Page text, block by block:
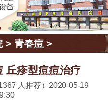
>青春痘 >
丘疹型痘痘治疗
人推荐） 2020-05-19